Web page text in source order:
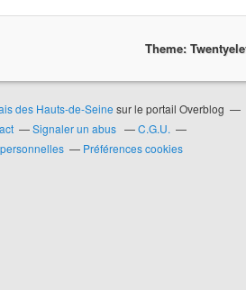
Theme:
des Hauts-de-Seine sur le portail Overblog
Signaler un abus
C.G.U.
Préférences cookies